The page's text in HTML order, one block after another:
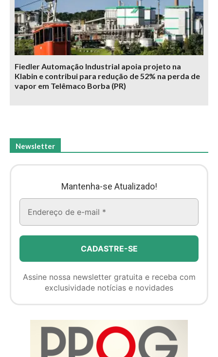
Fiedler Automação Industrial apoia projeto na
Klabin e contribui para redução de 52% na perda de
vapor em Telêmaco Borba (PR)
Newsletter
Mantenha-se Atualizado!
Assine nossa newsletter gratuita e receba com
exclusividade notícias e novidades